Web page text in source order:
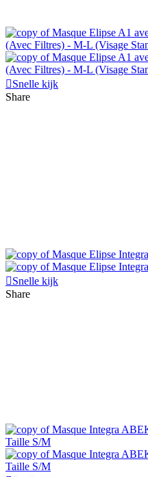
Snelle kijk
Share
Snelle kijk
Share